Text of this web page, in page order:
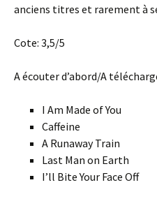
anciens titres et rarement à
Cote: 3,5/5
A écouter d’abord/A
I Am Made of You
Caffeine
A Runaway Train
Last Man on Earth
I’ll Bite Your Face Off